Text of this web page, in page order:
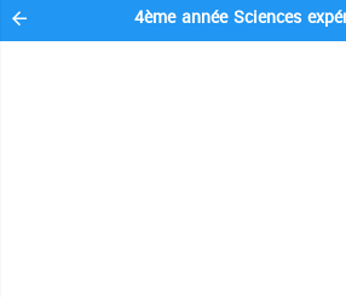
4ème année Sciences